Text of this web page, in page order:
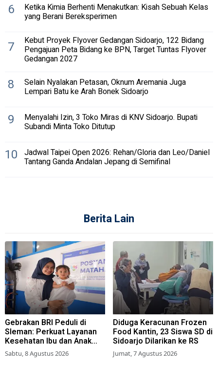
6 Ketika Kimia Berhenti Menakutkan: Kisah Sebuah Kelas
yang Berani Bereksperimen
7 Kebut Proyek Flyover Gedangan Sidoarjo, 122 Bidang
Pengajuan Peta Bidang ke BPN, Target Tuntas Flyover
Gedangan 2027
8 Selain Nyalakan Petasan, Oknum Aremania Juga
Lempari Batu ke Arah Bonek Sidoarjo
9 Menyalahi Izin, 3 Toko Miras di KNV Sidoarjo. Bupati
Subandi Minta Toko Ditutup
10 Jadwal Taipei Open 2026: Rehan/Gloria dan Leo/Daniel
Tantang Ganda Andalan Jepang di Semifinal
Berita Lain
Gebrakan BRI Peduli di
Sleman: Perkuat Layanan
Kesehatan Ibu dan Anak
Lewat Program Desa
Brilian 1000 HPK
Sabtu, 8 Agustus 2026
Diduga Keracunan Frozen
Food Kantin, 23 Siswa SD di
Sidoarjo Dilarikan ke RS
Jumat, 7 Agustus 2026